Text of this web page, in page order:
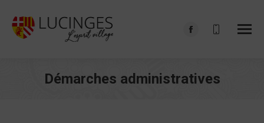
Facebook
in
Démarches administratives